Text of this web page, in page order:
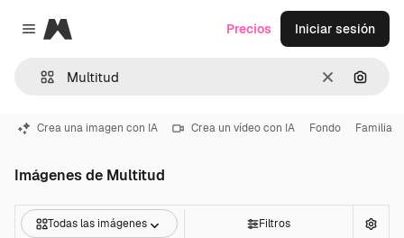
Close menu
Magnific
Borrar
Precios Iniciar sesión
Crea una imagen con IA Crea un vídeo con IA Fondo Familia
Imágenes de Multitud
Todas las imágenes Filtros